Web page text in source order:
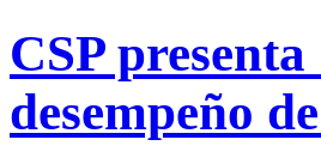
CSP
desempeño